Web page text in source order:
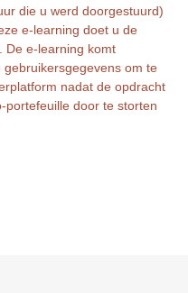
die u werd doorgestuurd)
e-learning doet u de
De e-learning komt
om te
nadat de opdracht
portefeuille door te storten